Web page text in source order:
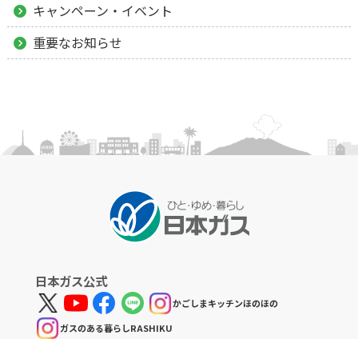
キャンペーン・イベント
重要なお知らせ
日本ガス公式
かごしまキッチンほのほの
ガスのある暮らしRASHIKU